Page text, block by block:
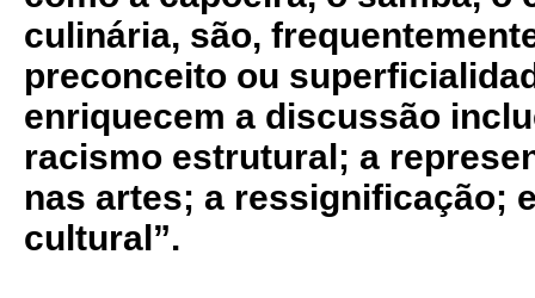
culinária, são,
preconceito ou
enriquecem a discussão
racismo estrutural; a
nas artes; a ressignificação;
cultural”.